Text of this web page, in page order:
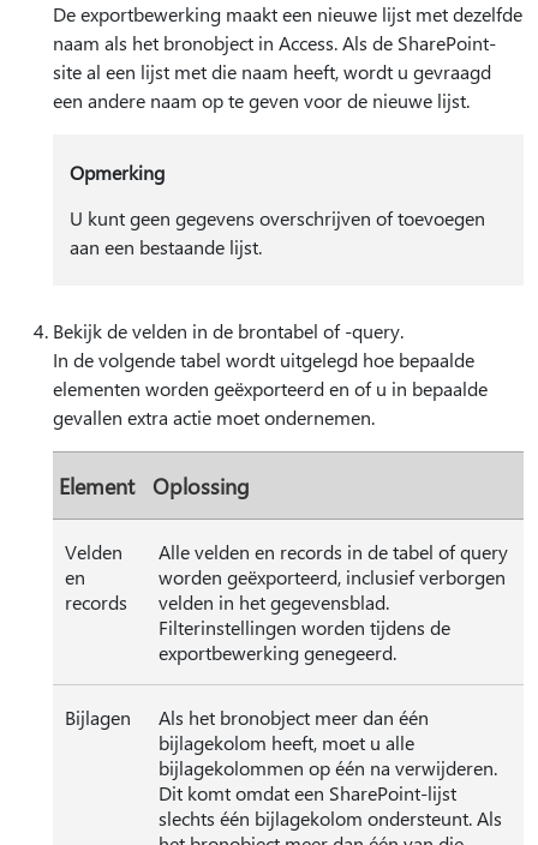
De exportbewerking maakt een nieuwe lijst met dezelfde
naam als het bronobject in Access. Als de SharePoint-
site al een lijst met die naam heeft, wordt u gevraagd
een andere naam op te geven voor de nieuwe lijst.
Opmerking
U kunt geen gegevens overschrijven of toevoegen
aan een bestaande lijst.
Bekijk de velden in de brontabel of -query.
In de volgende tabel wordt uitgelegd hoe bepaalde
elementen worden geëxporteerd en of u in bepaalde
gevallen extra actie moet ondernemen.
Element Oplossing
Velden
en
records
Alle velden en records in de tabel of query
worden geëxporteerd, inclusief verborgen
velden in het gegevensblad.
Filterinstellingen worden tijdens de
exportbewerking genegeerd.
Bijlagen
Als het bronobject meer dan één
bijlagekolom heeft, moet u alle
bijlagekolommen op één na verwijderen.
Dit komt omdat een SharePoint-lijst
slechts één bijlagekolom ondersteunt. Als